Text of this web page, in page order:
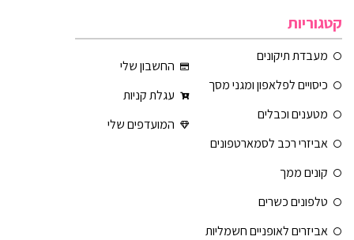
קטגוריות
מעבדת תיקונים
כיסויים לפלאפון ומגני מסך
מטענים וכבלים
אביזרי רכב לסמארטפונים
קונים ממך
טלפונים כשרים
אביזרים לאופניים חשמליות
החשבון שלי
עגלת קניות
המועדפים שלי